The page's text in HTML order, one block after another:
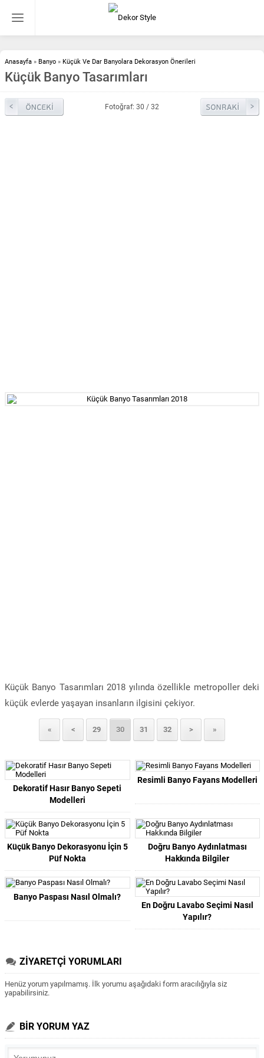
Anasayfa » Banyo » Küçük Ve Dar Banyolara Dekorasyon Önerileri
Küçük Banyo Tasarımları
Fotoğraf: 30 / 32
Küçük Banyo Tasarımları 2018 yılında özellikle metropoller deki
küçük evlerde yaşayan insanların ilgisini çekiyor.
« < 29 30 31 32 > »
Dekoratif Hasır Banyo Sepeti
Modelleri
Resimli Banyo Fayans Modelleri
Küçük Banyo Dekorasyonu İçin 5
Püf Nokta
Doğru Banyo Aydınlatması
Hakkında Bilgiler
Banyo Paspası Nasıl Olmalı?
En Doğru Lavabo Seçimi Nasıl
Yapılır?
ZİYARETÇİ YORUMLARI
Henüz yorum yapılmamış. İlk yorumu aşağıdaki form aracılığıyla siz
yapabilirsiniz.
BİR YORUM YAZ